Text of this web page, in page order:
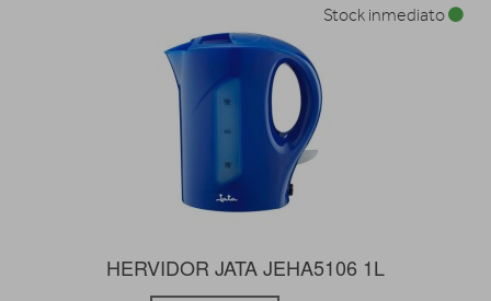
HERVIDOR JATA JEHA5106 1L
Stock inmediato